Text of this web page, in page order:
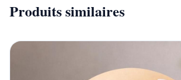
Produits similaires